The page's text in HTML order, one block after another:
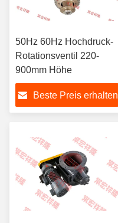
50Hz 60Hz Hochdruck-
Rotationsventil 220-
900mm Höhe
Beste Preis erhalten